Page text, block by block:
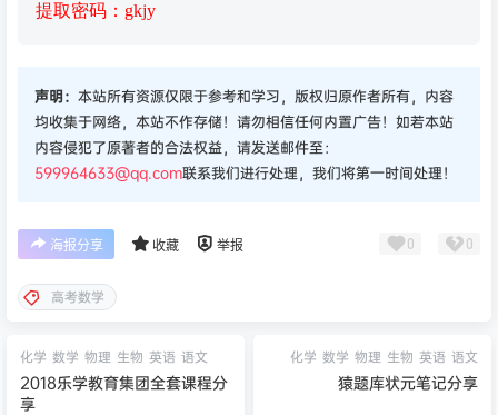
提取密码：gkjy
声明： 本站所有资源仅限于参考和学习，版权归原作者所有，内容
均收集于网络，本站不作存储！请勿相信任何内置广告！如若本站
内容侵犯了原著者的合法权益，请发送邮件至：
599964633@qq.com联系我们进行处理，我们将第一时间处理！
海报分享 收藏 举报 0 0
高考数学
化学 数学 物理 生物 英语 语文
2018乐学教育集团全套课程分
享
化学 数学 物理 生物 英语 语文
猿题库状元笔记分享